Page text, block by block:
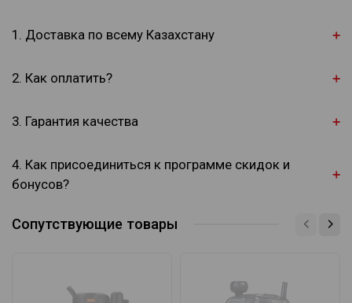
1. Доставка по всему Казахстану
2. Как оплатить?
3. Гарантия качества
4. Как присоединиться к программе скидок и
бонусов?
Сопутствующие товары